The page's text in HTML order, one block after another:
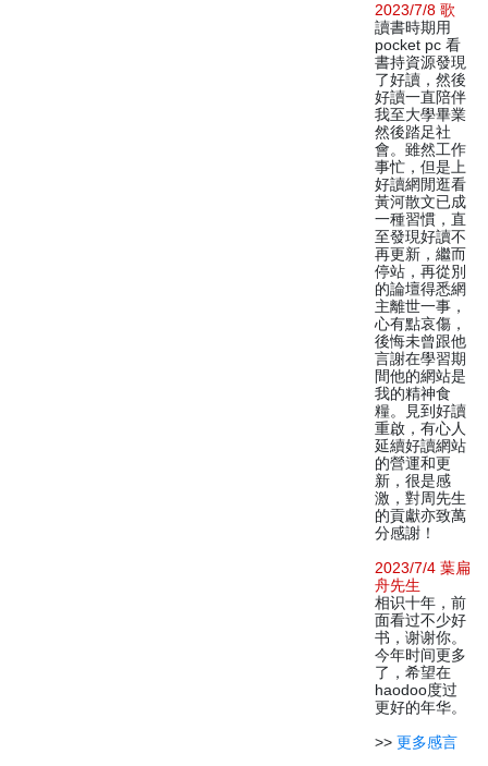
2023/7/8 歌
讀書時期用
pocket pc 看
書持資源發現
了好讀，然後
好讀一直陪伴
我至大學畢業
然後踏足社
會。雖然工作
事忙，但是上
好讀網閒逛看
黃河散文已成
一種習慣，直
至發現好讀不
再更新，繼而
停站，再從別
的論壇得悉網
主離世一事，
心有點哀傷，
後悔未曾跟他
言謝在學習期
間他的網站是
我的精神食
糧。見到好讀
重啟，有心人
延續好讀網站
的營運和更
新，很是感
激，對周先生
的貢獻亦致萬
分感謝！
2023/7/4 葉扁
舟先生
相识十年，前
面看过不少好
书，谢谢你。
今年时间更多
了，希望在
haodoo度过
更好的年华。
>> 更多感言